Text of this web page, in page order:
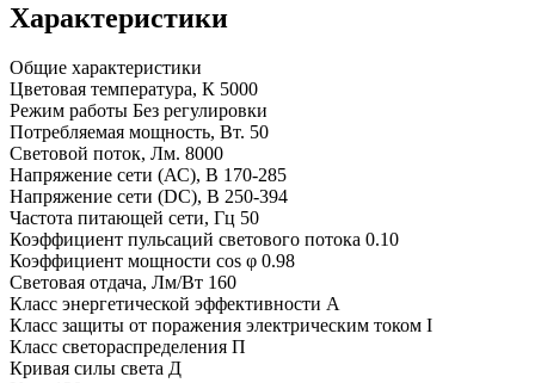
Характеристики
Общие характеристики
Цветовая температура, К 5000
Режим работы Без регулировки
Потребляемая мощность, Вт. 50
Световой поток, Лм. 8000
Напряжение сети (АС), В 170-285
Напряжение сети (DC), В 250-394
Частота питающей сети, Гц 50
Коэффициент пульсаций светового потока 0.10
Коэффициент мощности cos φ 0.98
Световая отдача, Лм/Вт 160
Класс энергетической эффективности A
Класс защиты от поражения электрическим током I
Класс светораспределения П
Кривая силы света Д